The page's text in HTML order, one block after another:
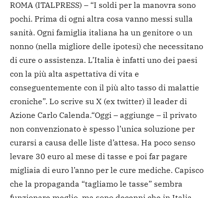
ROMA (ITALPRESS) – “I soldi per la manovra sono
pochi. Prima di ogni altra cosa vanno messi sulla
sanità. Ogni famiglia italiana ha un genitore o un
nonno (nella migliore delle ipotesi) che necessitano
di cure o assistenza. L’Italia è infatti uno dei paesi
con la più alta aspettativa di vita e
conseguentemente con il più alto tasso di malattie
croniche”. Lo scrive su X (ex twitter) il leader di
Azione Carlo Calenda.“Oggi – aggiunge – il privato
non convenzionato è spesso l’unica soluzione per
curarsi a causa delle liste d’attesa. Ha poco senso
levare 30 euro al mese di tasse e poi far pagare
migliaia di euro l’anno per le cure mediche. Capisco
che la propaganda “tagliamo le tasse” sembra